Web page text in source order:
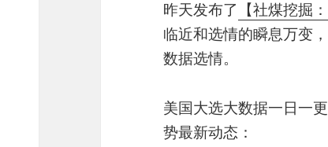
昨天发布了 【社煤挖掘
临近和选情的瞬息万变
数据选情。
美国大选大数据一日一
势最新动态：